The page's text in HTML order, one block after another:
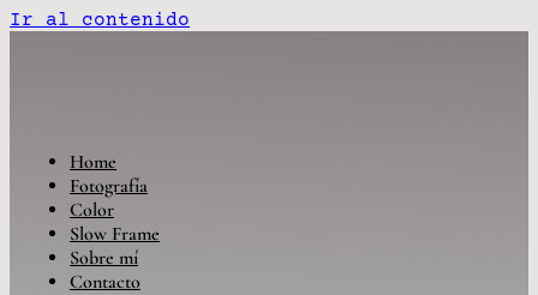
Ir al contenido
Home
Fotografía
Color
Slow Frame
Sobre mí
Contacto